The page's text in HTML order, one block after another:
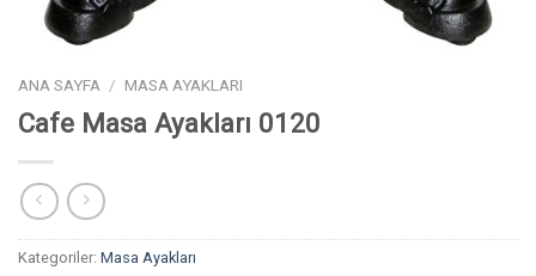
ANA SAYFA / MASA AYAKLARI
Cafe Masa Ayakları 0120
Kategoriler: Masa Ayakları